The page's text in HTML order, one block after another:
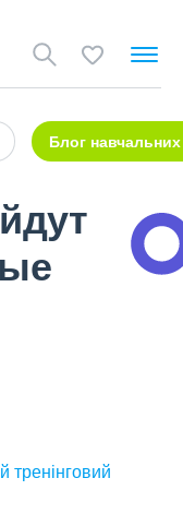
Блог навчальних
тренінговий